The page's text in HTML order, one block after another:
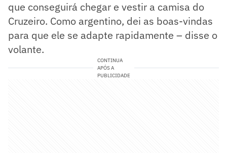
que conseguirá chegar e vestir a camisa do
Cruzeiro. Como argentino, dei as boas-vindas
para que ele se adapte rapidamente – disse o
volante.
CONTINUA
APÓS A
PUBLICIDADE